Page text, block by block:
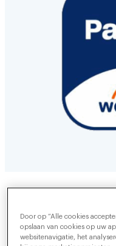
SAP
Door op “Alle cookies
opslaan van cookies op uw
websitenavigatie, het